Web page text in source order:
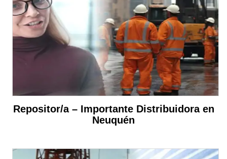
Repositor/a – Importante Distribuidora en
Neuquén